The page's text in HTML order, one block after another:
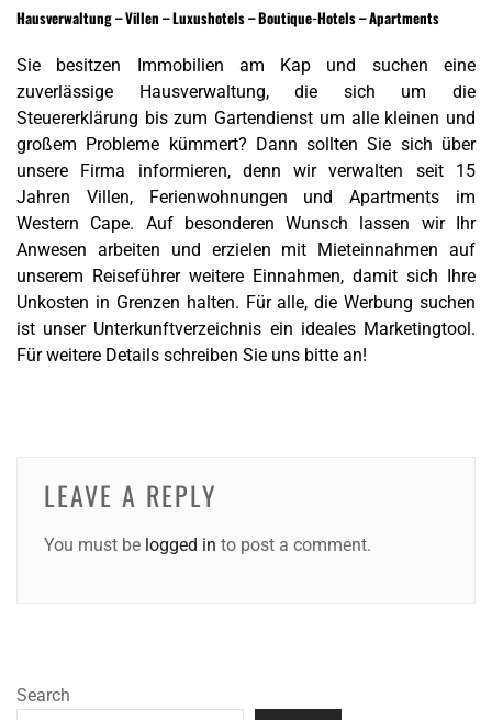
Hausverwaltung – Villen – Luxushotels – Boutique-Hotels – Apartments
Sie besitzen Immobilien am Kap und suchen eine
zuverlässige Hausverwaltung, die sich um die
Steuererklärung bis zum Gartendienst um alle kleinen und
großem Probleme kümmert? Dann sollten Sie sich über
unsere Firma informieren, denn wir verwalten seit 15
Jahren Villen, Ferienwohnungen und Apartments im
Western Cape. Auf besonderen Wunsch lassen wir Ihr
Anwesen arbeiten und erzielen mit Mieteinnahmen auf
unserem Reiseführer weitere Einnahmen, damit sich Ihre
Unkosten in Grenzen halten. Für alle, die Werbung suchen
ist unser Unterkunftverzeichnis ein ideales Marketingtool.
Für weitere Details schreiben Sie uns bitte an!
LEAVE A REPLY
You must be logged in to post a comment.
Search